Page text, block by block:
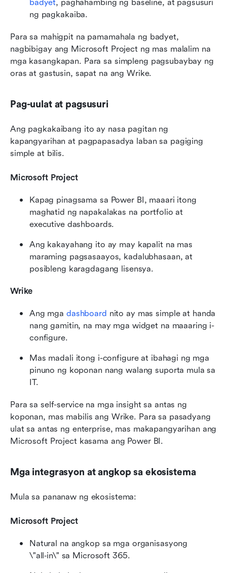
badyet, paghahambing ng baseline, at pagsusuri
ng pagkakaiba.
Para sa mahigpit na pamamahala ng badyet,
nagbibigay ang Microsoft Project ng mas malalim na
mga kasangkapan. Para sa simpleng pagsubaybay ng
oras at gastusin, sapat na ang Wrike.
Pag-uulat at pagsusuri
Ang pagkakaibang ito ay nasa pagitan ng
kapangyarihan at pagpapasadya laban sa pagiging
simple at bilis.
Microsoft Project
Kapag pinagsama sa Power BI, maaari itong
maghatid ng napakalakas na portfolio at
executive dashboards.
Ang kakayahang ito ay may kapalit na mas
maraming pagsasaayos, kadalubhasaan, at
posibleng karagdagang lisensya.
Wrike
Ang mga dashboard nito ay mas simple at handa
nang gamitin, na may mga widget na maaaring i-
configure.
Mas madali itong i-configure at ibahagi ng mga
pinuno ng koponan nang walang suporta mula sa
IT.
Para sa self-service na mga insight sa antas ng
koponan, mas mabilis ang Wrike. Para sa pasadyang
ulat sa antas ng enterprise, mas makapangyarihan ang
Microsoft Project kasama ang Power BI.
Mga integrasyon at angkop sa ekosistema
Mula sa pananaw ng ekosistema:
Microsoft Project
Natural na angkop sa mga organisasyong
\"all‑in\" sa Microsoft 365.